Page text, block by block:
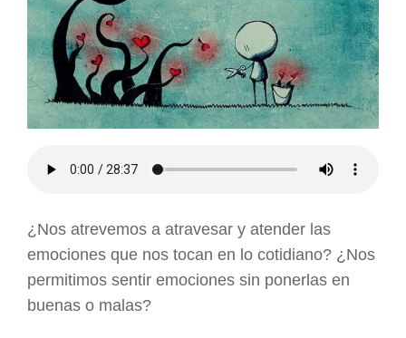
¿Nos atrevemos a atravesar y atender las
emociones que nos tocan en lo cotidiano? ¿Nos
permitimos sentir emociones sin ponerlas en
buenas o malas?